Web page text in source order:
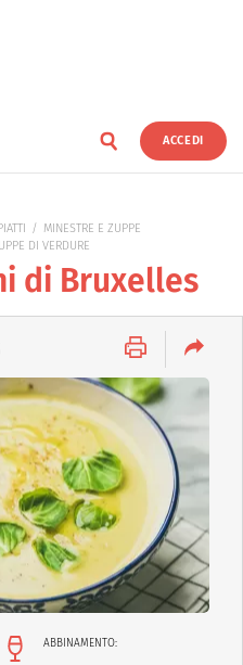
ACCEDI
MINESTRE E ZUPPE
DI VERDURE
di Bruxelles
ABBINAMENTO: